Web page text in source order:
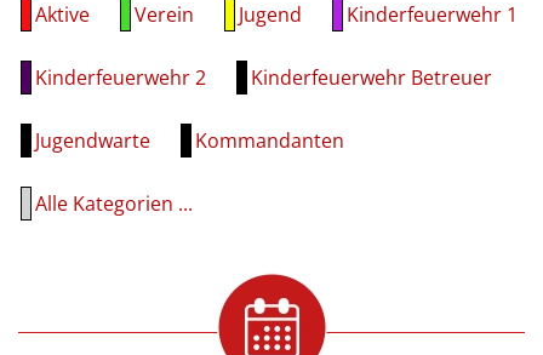
Aktive Verein Jugend Kinderfeuerwehr 1
Kinderfeuerwehr 2 Kinderfeuerwehr Betreuer
Jugendwarte Kommandanten
Alle Kategorien ...